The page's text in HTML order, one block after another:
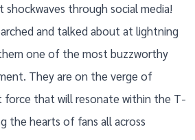
shockwaves through social media!
and talked about at lightning
one of the most buzzworthy
They are on the verge of
force that will resonate within the T-
the hearts of fans all across